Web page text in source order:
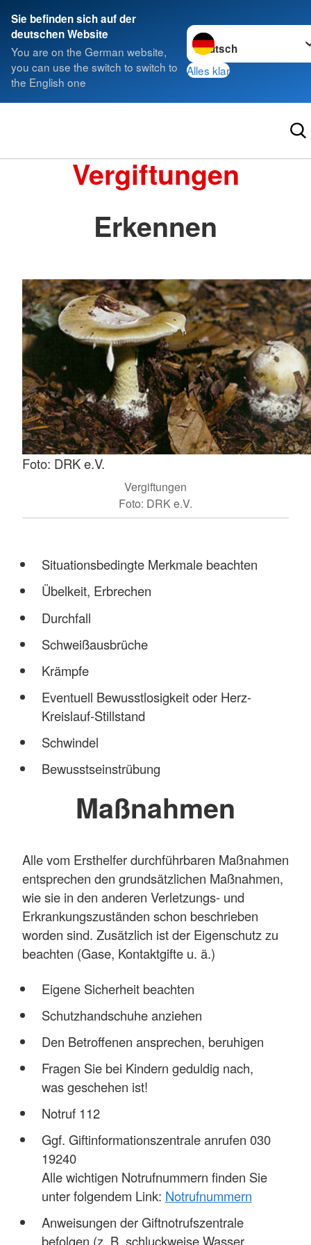
Sie befinden sich auf der
deutschen Website
You are on the German website,
you can use the switch to switch to
the English one
Sprache wechseln zu
Alles klar
Vergiftungen
Erkennen
Foto: DRK e.V.
Vergiftungen
Foto: DRK e.V.
Situationsbedingte Merkmale beachten
Übelkeit, Erbrechen
Durchfall
Schweißausbrüche
Krämpfe
Eventuell Bewusstlosigkeit oder Herz-
Kreislauf-Stillstand
Schwindel
Bewusstseinstrübung
Maßnahmen
Alle vom Ersthelfer durchführbaren Maßnahmen
entsprechen den grundsätzlichen Maßnahmen,
wie sie in den anderen Verletzungs- und
Erkrankungszuständen schon beschrieben
worden sind. Zusätzlich ist der Eigenschutz zu
beachten (Gase, Kontaktgifte u. ä.)
Eigene Sicherheit beachten
Schutzhandschuhe anziehen
Den Betroffenen ansprechen, beruhigen
Fragen Sie bei Kindern geduldig nach,
was geschehen ist!
Notruf 112
Ggf. Giftinformationszentrale anrufen 030
19240
Alle wichtigen Notrufnummern finden Sie
unter folgendem Link: Notrufnummern
Anweisungen der Giftnotrufszentrale
befolgen (z. B. schluckweise Wasser